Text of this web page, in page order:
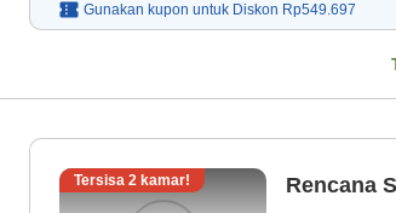
Gunakan kupon untuk Diskon Rp549.697
Tersisa 2 kamar! Rencana